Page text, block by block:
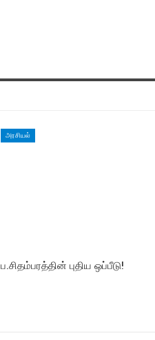
அரசியல்
ப.சிதம்பரத்தின் புதிய ஒப்பீடு!